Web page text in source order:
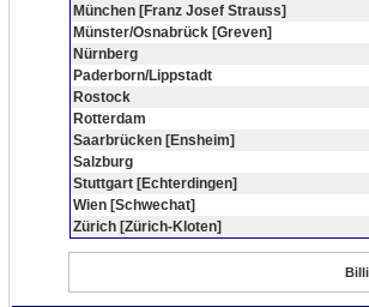
München [Franz Josef Strauss]
Münster/Osnabrück [Greven]
Nürnberg
Paderborn/Lippstadt
Rostock
Rotterdam
Saarbrücken [Ensheim]
Salzburg
Stuttgart [Echterdingen]
Wien [Schwechat]
Zürich [Zürich-Kloten]